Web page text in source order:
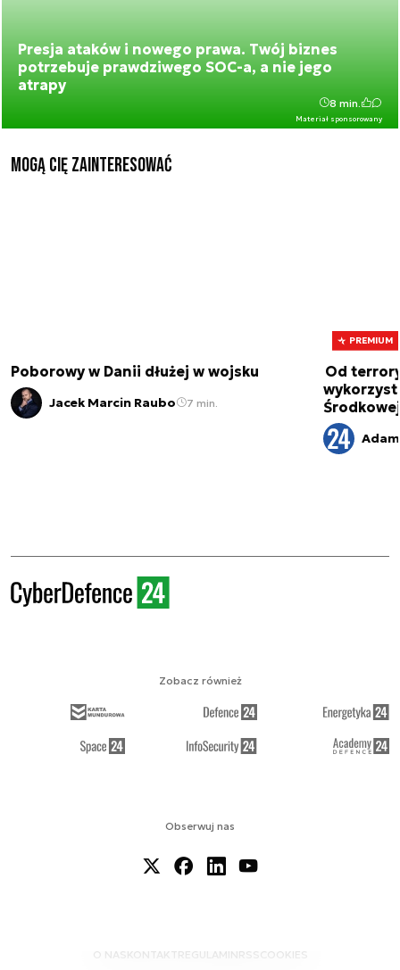
Presja ataków i nowego prawa. Twój biznes
potrzebuje prawdziwego SOC-a, a nie jego
atrapy
Materiał sponsorowany
8 min.
Mogą Cię zainteresować
Poborowy w Danii dłużej w wojsku
Jacek Marcin Raubo 7 min.
PREMIUM
Od
Środkowej
Obserwuj nas
O NAS KONTAKTREGULAMINRSS COOKIES
Zobacz również